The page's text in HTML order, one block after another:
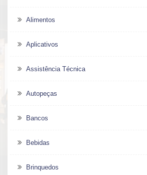
Alimentos
Aplicativos
Assistência Técnica
Autopeças
Bancos
Bebidas
Brinquedos